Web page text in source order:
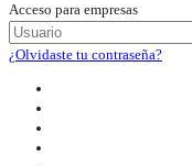
Acceso para empresas
¿Olvidaste tu contraseña?